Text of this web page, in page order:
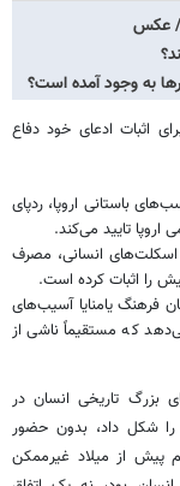
/ عکس
به وجود آمده است؟
اثبات ادعای خود دفاع
باستانی اروپا، ردپای
اسکلت‌های انسانی، مصرف
فرهنگ یامنایا آسیب‌های
که مستقیماً ناشی از
بزرگ تاریخی انسان در
را شکل داد، بدون حضور
پیش از میلاد غیرممکن